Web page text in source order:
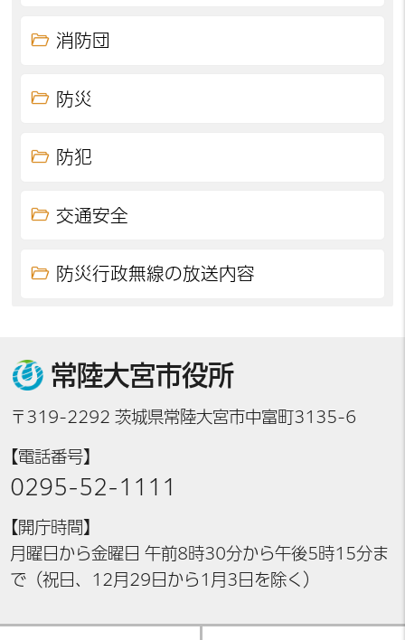
消防団
防災
防犯
交通安全
防災行政無線の放送内容
常陸大宮市役所
〒319-2292 茨城県常陸大宮市中富町3135-6
【電話番号】
0295-52-1111
【開庁時間】
月曜日から金曜日 午前8時30分から午後5時15分ま
で（祝日、12月29日から1月3日を除く）